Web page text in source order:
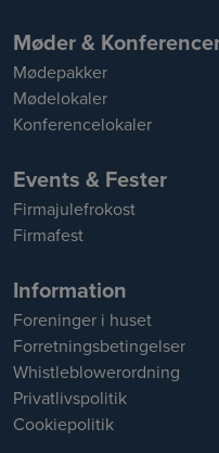
Møder &
Mødepakker
Mødelokaler
Konferencelokaler
Events & Fester
Firmajulefrokost
Firmafest
Information
Foreninger i huset
Forretningsbetingelser
Whistleblowerordning
Privatlivspolitik
Cookiepolitik